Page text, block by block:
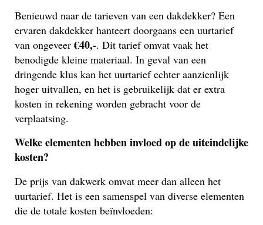
Benieuwd naar de tarieven van een dakdekker? Een
ervaren dakdekker hanteert doorgaans een uurtarief
van ongeveer€40,-. Dit tarief omvat vaak het
benodigde kleine materiaal. In geval van een
dringende klus kan het uurtarief echter aanzienlijk
hoger uitvallen, en het is gebruikelijk dat er extra
kosten in rekening worden gebracht voor de
verplaatsing.
Welke elementen hebben invloed op de uiteindelijke
kosten?
De prijs van dakwerk omvat meer dan alleen het
uurtarief. Het is een samenspel van diverse elementen
die de totale kosten beïnvloeden: